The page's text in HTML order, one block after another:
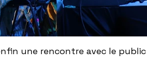
une rencontre avec le public